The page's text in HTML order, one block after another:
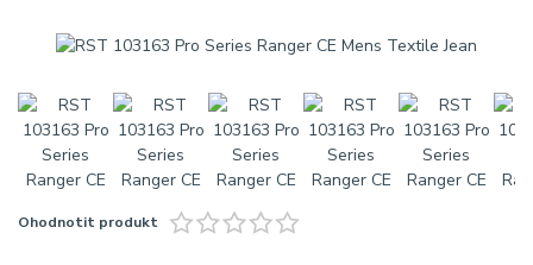
Ohodnotit produkt